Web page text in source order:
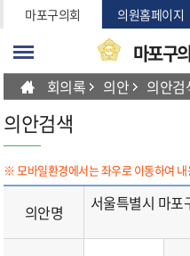
본문바로가기
마포구의회 의원홈페이지
마포구
회의록 의안 의안검
의안검색
※ 모바일환경에서는 좌우로 이동하여 내
의안명
서울특별시 마포